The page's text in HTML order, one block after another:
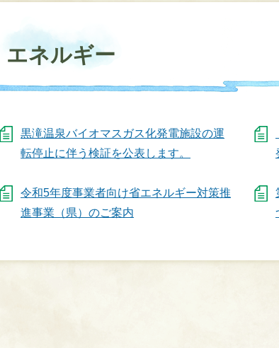
エネルギー
黒滝温泉バイオマスガス化発電施設の運
転停止に伴う検証を公表します。
令和5年度事業者向け省エネルギー対策推
進事業（県）のご案内